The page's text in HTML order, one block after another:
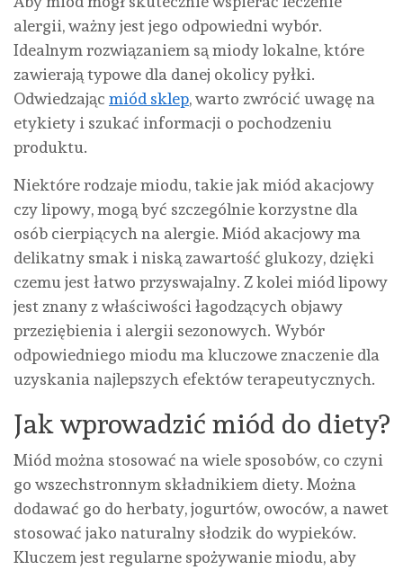
alergii, ważny jest jego odpowiedni wybór.
Idealnym rozwiązaniem są miody lokalne, które
zawierają typowe dla danej okolicy pyłki.
Odwiedzając miód sklep, warto zwrócić uwagę na
etykiety i szukać informacji o pochodzeniu
produktu.
Niektóre rodzaje miodu, takie jak miód akacjowy
czy lipowy, mogą być szczególnie korzystne dla
osób cierpiących na alergie. Miód akacjowy ma
delikatny smak i niską zawartość glukozy, dzięki
czemu jest łatwo przyswajalny. Z kolei miód lipowy
jest znany z właściwości łagodzących objawy
przeziębienia i alergii sezonowych. Wybór
odpowiedniego miodu ma kluczowe znaczenie dla
uzyskania najlepszych efektów terapeutycznych.
Jak wprowadzić miód do diety?
Miód można stosować na wiele sposobów, co czyni
go wszechstronnym składnikiem diety. Można
dodawać go do herbaty, jogurtów, owoców, a nawet
stosować jako naturalny słodzik do wypieków.
Kluczem jest regularne spożywanie miodu, aby